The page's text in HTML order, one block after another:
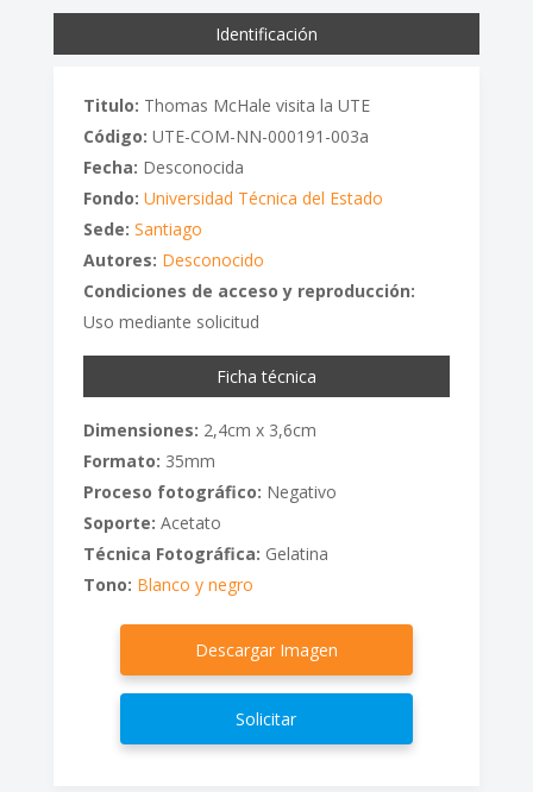
Identificación
Titulo: Thomas McHale visita la UTE
Código: UTE-COM-NN-000191-003a
Fecha: Desconocida
Fondo: Universidad Técnica del Estado
Sede: Santiago
Autores: Desconocido
Condiciones de acceso y reproducción:
Uso mediante solicitud
Ficha técnica
Dimensiones: 2,4cm x 3,6cm
Formato: 35mm
Proceso fotográfico: Negativo
Soporte: Acetato
Técnica Fotográfica: Gelatina
Tono: Blanco y negro
Descargar Imagen
Solicitar